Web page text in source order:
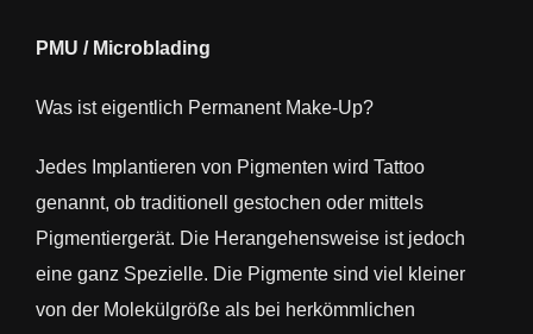
PMU / Microblading
Was ist eigentlich Permanent Make-Up?
Jedes Implantieren von Pigmenten wird Tattoo
genannt, ob traditionell gestochen oder mittels
Pigmentiergerät. Die Herangehensweise ist jedoch
eine ganz Spezielle. Die Pigmente sind viel kleiner
von der Molekülgröße als bei herkömmlichen